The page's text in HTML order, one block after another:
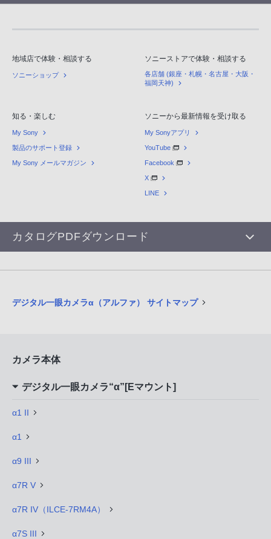
地域店で体験・相談する
ソニーショップ
ソニーストアで体験・相談する
各店舗 (銀座・札幌・名古屋・大阪・
福岡天神)
知る・楽しむ
My Sony
製品のサポート登録
My Sony メールマガジン
ソニーから最新情報を受け取る
My Sonyアプリ
YouTube
Facebook
X
LINE
カタログPDFダウンロード
デジタル一眼カメラα（アルファ） サイトマップ
カメラ本体
デジタル一眼カメラ“α”[Eマウント]
α1 II
α1
α9 III
α7R V
α7R IV（ILCE-7RM4A）
α7S III